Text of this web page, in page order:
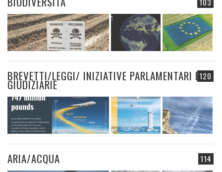
120
BREVETTI/LEGGI/ INIZIATIVE PARLAMENTARI E
GIUDIZIARIE
114
ARIA/ACQUA